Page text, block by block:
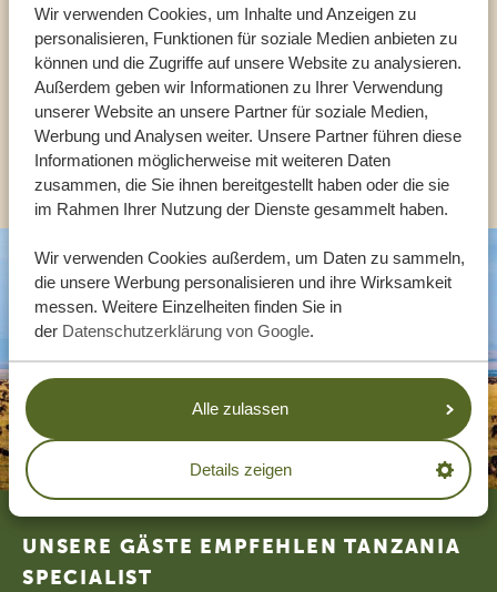
Wir verwenden Cookies, um Inhalte und Anzeigen zu
personalisieren, Funktionen für soziale Medien anbieten zu
können und die Zugriffe auf unsere Website zu analysieren.
Außerdem geben wir Informationen zu Ihrer Verwendung
unserer Website an unsere Partner für soziale Medien,
Werbung und Analysen weiter. Unsere Partner führen diese
Informationen möglicherweise mit weiteren Daten
zusammen, die Sie ihnen bereitgestellt haben oder die sie
im Rahmen Ihrer Nutzung der Dienste gesammelt haben.
Wir verwenden Cookies außerdem, um Daten zu sammeln,
die unsere Werbung personalisieren und ihre Wirksamkeit
messen. Weitere Einzelheiten finden Sie in
der Datenschutzerklärung von Google.
Alle zulassen
Details zeigen
UNSERE EXPERTEN HELFEN IHNEN GERN
DE:+494087407061
ANDERE LÄNDER
Footer
UNSERE GÄSTE EMPFEHLEN TANZANIA
SPECIALIST